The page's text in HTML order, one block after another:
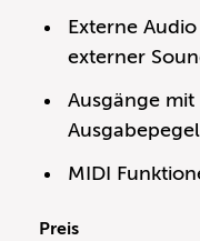
Externe
externer
Ausgänge
Ausgabepegel
MIDI
Preis